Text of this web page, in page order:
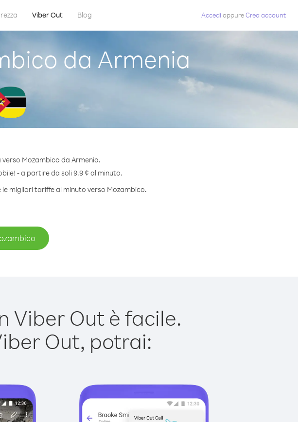
Viber Out Blog Accedi oppureCrea account
da Armenia
Mozambico da Armenia.
- a partire da soli 9.9 ¢ al minuto.
migliori tariffe al minuto verso Mozambico.
Viber Out è facile.
Out, potrai: